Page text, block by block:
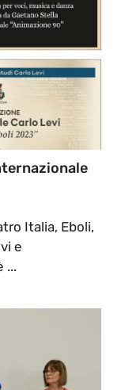
Italia, Eboli,
e
...